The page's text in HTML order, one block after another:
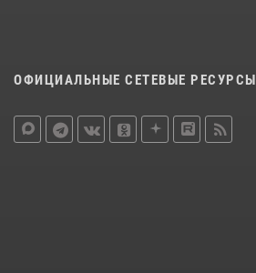
ОФИЦИАЛЬНЫЕ СЕТЕВЫЕ РЕСУРСЫ